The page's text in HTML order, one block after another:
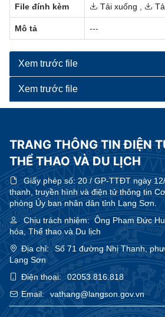
File đính kèm Tải xuống
Mô tả ---
Xem trước file
Xem trước file
TRANG THÔNG TIN ĐIỆN
THỂ THAO VÀ DU LỊCH
Giấy phép số:20 / GP-TTĐT ngày
thanh, truyền hình và điện tử thông tin
phòng Ủy ban nhân dân tỉnh Lạng Sơn.
Chịu trách nhiệm:Ông Phạm Đức
hóa, Thể thao và Du lịch
Địa chỉ:
Số 71 đường Nhị Thanh,
Lạng Sơn
Điện thoại:
02053.816.818
Email:
vathang@langson.gov.vn